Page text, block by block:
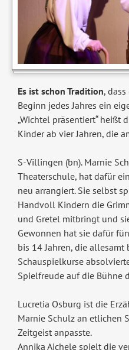
Es ist schon Tradition,
Beginn jedes Jahres ein
„Wichtel präsentiert“ heißt
Kinder ab vier Jahren, die
S-Villingen (bn). Marnie
Theaterschule, hat dafür
neu arrangiert. Sie selbst
Handvoll Kindern die
und Gretel mitbringt und
Gewonnen hat sie dafür
bis 14 Jahren, die allesamt
Schauspielkurse
Spielfreude auf die Bühne
Lucretia Osburg ist die
Marnie Schulz an etlichen
Zeitgeist anpasste.
Annika Aichele spielt die